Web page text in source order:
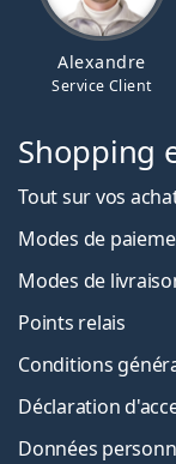
Alexandre
Service Client
Shopping
Tout sur vos
Modes de
Modes de
Points relais
Conditions
Déclaration
Données